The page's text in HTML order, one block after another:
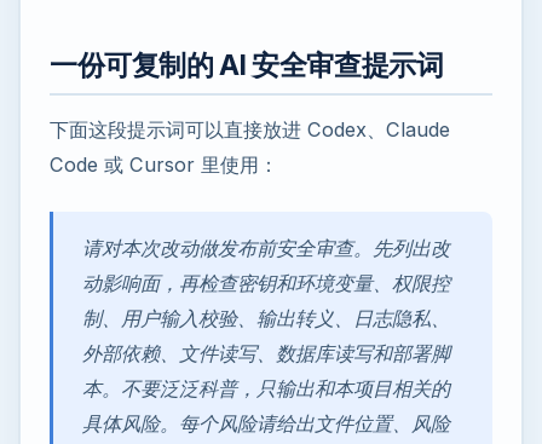
一份可复制的 AI 安全审查提示词
下面这段提示词可以直接放进 Codex、Claude
Code 或 Cursor 里使用：
请对本次改动做发布前安全审查。先列出改
动影响面，再检查密钥和环境变量、权限控
制、用户输入校验、输出转义、日志隐私、
外部依赖、文件读写、数据库读写和部署脚
本。不要泛泛科普，只输出和本项目相关的
具体风险。每个风险请给出文件位置、风险